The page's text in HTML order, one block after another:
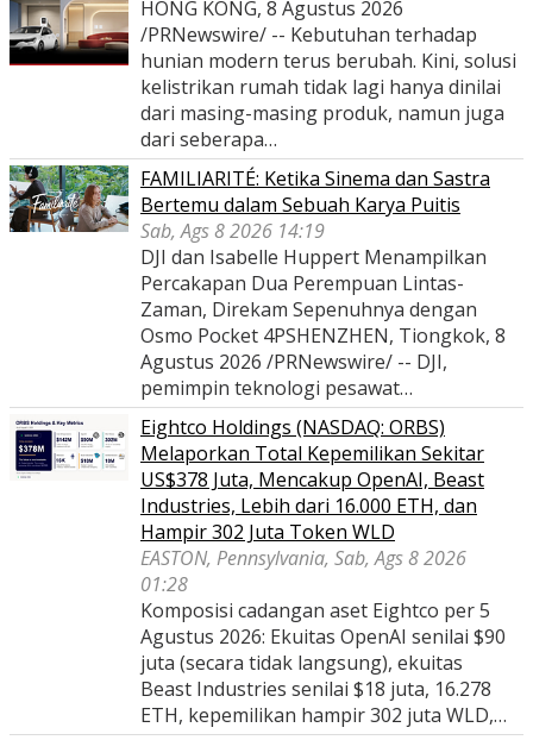
HONG KONG, 8 Agustus 2026
/PRNewswire/ -- Kebutuhan terhadap
hunian modern terus berubah. Kini, solusi
kelistrikan rumah tidak lagi hanya dinilai
dari masing-masing produk, namun juga
dari seberapa…
FAMILIARITÉ: Ketika Sinema dan Sastra
Bertemu dalam Sebuah Karya Puitis
Sab, Ags 8 2026 14:19
DJI dan Isabelle Huppert Menampilkan
Percakapan Dua Perempuan Lintas-
Zaman, Direkam Sepenuhnya dengan
Osmo Pocket 4PSHENZHEN, Tiongkok, 8
Agustus 2026 /PRNewswire/ -- DJI,
pemimpin teknologi pesawat…
Eightco Holdings (NASDAQ: ORBS)
Melaporkan Total Kepemilikan Sekitar
US$378 Juta, Mencakup OpenAI, Beast
Industries, Lebih dari 16.000 ETH, dan
Hampir 302 Juta Token WLD
EASTON, Pennsylvania, Sab, Ags 8 2026
01:28
Komposisi cadangan aset Eightco per 5
Agustus 2026: Ekuitas OpenAI senilai $90
juta (secara tidak langsung), ekuitas
Beast Industries senilai $18 juta, 16.278
ETH, kepemilikan hampir 302 juta WLD,…